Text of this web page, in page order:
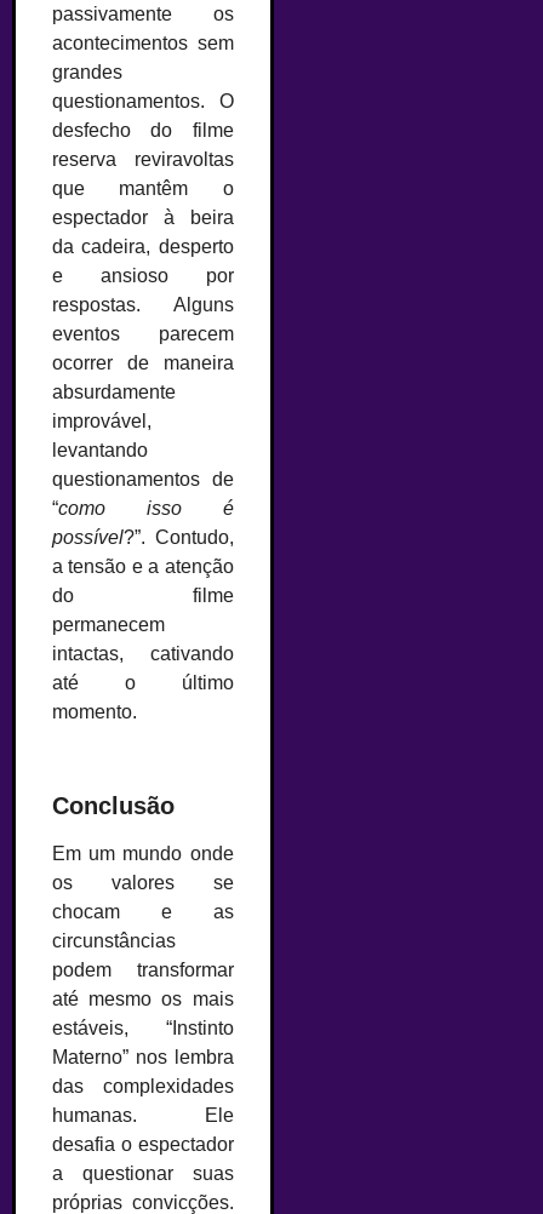
passivamente os
acontecimentos sem
grandes
questionamentos. O
desfecho do filme
reserva reviravoltas
que mantêm o
espectador à beira
da cadeira, desperto
e ansioso por
respostas. Alguns
eventos parecem
ocorrer de maneira
absurdamente
improvável,
levantando
questionamentos de
“como isso é
possível?”. Contudo,
a tensão e a atenção
do filme
permanecem
intactas, cativando
até o último
momento.
Conclusão
Em um mundo onde
os valores se
chocam e as
circunstâncias
podem transformar
até mesmo os mais
estáveis, “Instinto
Materno” nos lembra
das complexidades
humanas. Ele
desafia o espectador
a questionar suas
próprias convicções.